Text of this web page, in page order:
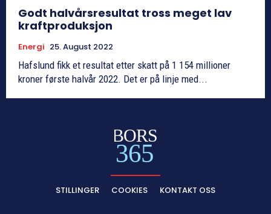
Godt halvårsresultat tross meget lav
kraftproduksjon
Energi 25. August 2022
Hafslund fikk et resultat etter skatt på 1 154 millioner
kroner første halvår 2022. Det er på linje med...
BORS
365
STILLINGER COOKIES KONTAKT OSS